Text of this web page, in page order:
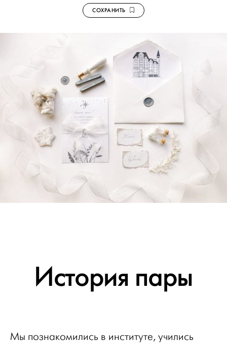
СОХРАНИТЬ
История пары
Мы познакомились в институте, учились